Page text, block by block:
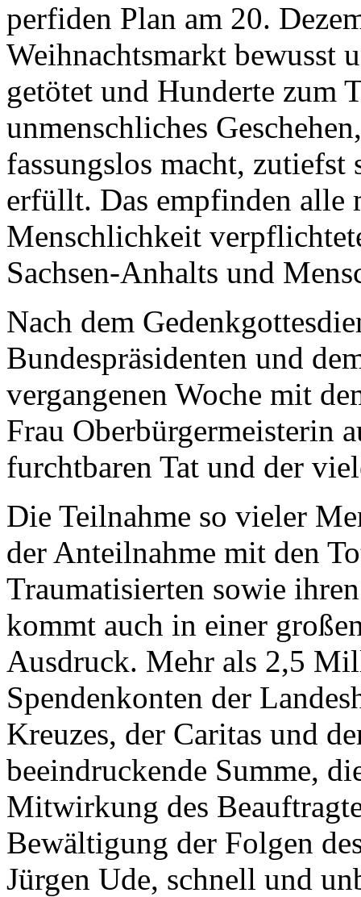
perfiden Plan am 20.
Weihnachtsmarkt bewusst
getötet und Hunderte zum
unmenschliches
fassungslos macht,
erfüllt. Das empfinden alle
Menschlichkeit
Sachsen-Anhalts und
Nach dem
Bundespräsidenten und
vergangenen Woche mit
Frau Oberbürgermeisterin
furchtbaren Tat und der
Die Teilnahme so vieler
der Anteilnahme mit den
Traumatisierten sowie
kommt auch in einer
Ausdruck. Mehr als 2,5
Spendenkonten der
Kreuzes, der Caritas und
beeindruckende Summe,
Mitwirkung des
Bewältigung der Folgen
Jürgen Ude, schnell und